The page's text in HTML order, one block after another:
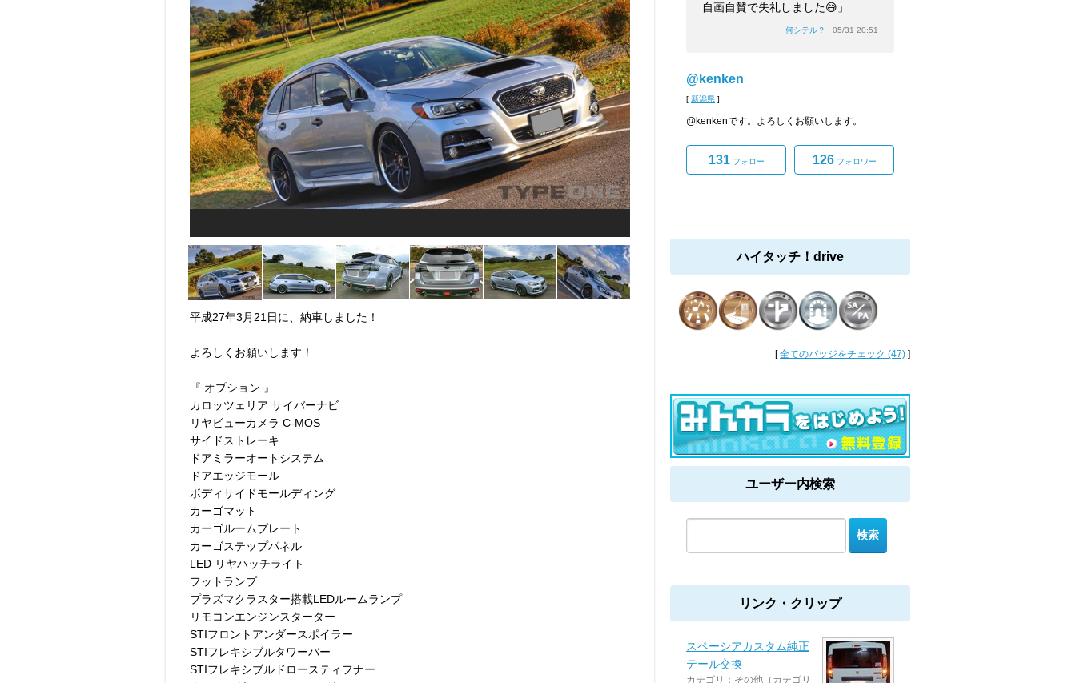
平成27年3月21日に、納車しました！
よろしくお願いします！
『 オプション 』
カロッツェリア サイバーナビ
リヤビューカメラ C-MOS
サイドストレーキ
ドアミラーオートシステム
ドアエッジモール
ボディサイドモールディング
カーゴマット
カーゴルームプレート
カーゴステップパネル
LED リヤハッチライト
フットランプ
プラズマクラスター搭載LEDルームランプ
リモコンエンジンスターター
STIフロントアンダースポイラー
STIフレキシブルタワーバー
STIフレキシブルドロースティフナー
自画自賛で失礼しました😅」
何シテル？ 05/31 20:51
@kenken
[ 新潟県 ]
@kenkenです。よろしくお願いします。
131フォロー 126フォロワー
ハイタッチ！drive
[全てのバッジをチェック (47) ]
ユーザー内検索
リンク・クリップ
スペーシアカスタム純正
テール交換
カテゴリ：その他（カテゴリ